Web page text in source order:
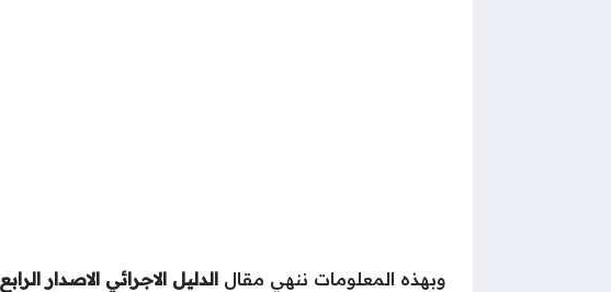
وبهذه المعلومات ننهي مقال الدليل الاجرائي الاصدار الرابع